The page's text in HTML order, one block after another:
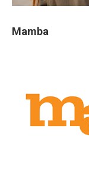
Mamba